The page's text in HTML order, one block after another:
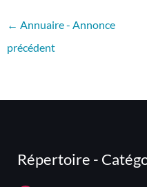
← Annuaire - Annonce
précédent
Répertoire -